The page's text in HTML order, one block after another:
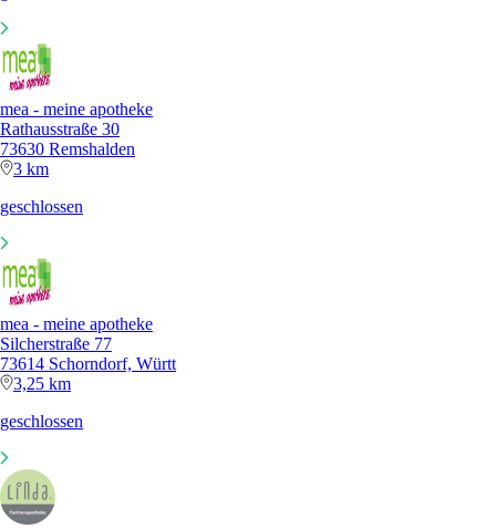
mea - meine apotheke
Rathausstraße 30
73630 Remshalden
3 km
geschlossen
mea - meine apotheke
Silcherstraße 77
73614 Schorndorf, Württ
3,25 km
geschlossen